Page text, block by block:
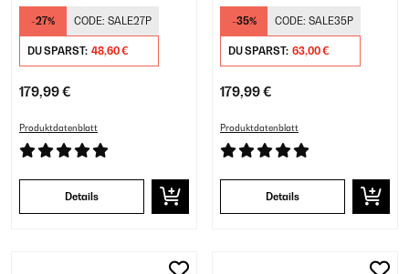
Licht Weiß
-27% CODE: SALE27P
DU SPARST: 48,60 €
179,99 €
Produktdatenblatt
Details
Licht Schwarz
-35% CODE: SALE35P
DU SPARST: 63,00 €
179,99 €
Produktdatenblatt
Details